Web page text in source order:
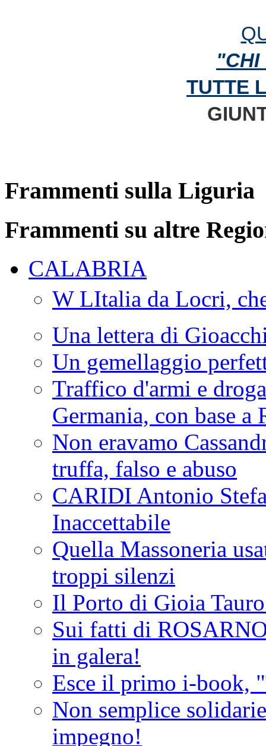
"CHI
TUTTE
Frammenti sulla Liguria
Frammenti su altre
CALABRIA
W LItalia da Locri,
Una lettera di
Un gemellaggio
Traffico d'armi e
Germania, con base a
Non eravamo
truffa, falso e abuso
CARIDI Antonio
Inaccettabile
Quella Massoneria
troppi silenzi
Il Porto di Gioia
Sui fatti di
in galera!
Esce il primo i-book,
Non semplice
impegno!